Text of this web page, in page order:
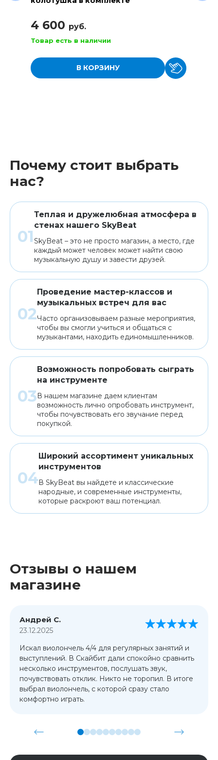
4 600 руб.
Товар есть в наличии
В КОРЗИНУ
Почему стоит выбрать
нас?
Теплая и дружелюбная атмосфера в
стенах нашего SkyBeat
SkyBeat – это не просто магазин, а место, где
каждый может человек может найти свою
музыкальную душу и завести друзей.
Проведение мастер-классов и
музыкальных встреч для вас
Часто организовываем разные мероприятия,
чтобы вы смогли учиться и общаться с
музыкантами, находить единомышленников.
Возможность попробовать сыграть
на инструменте
В нашем магазине даем клиентам
возможность лично опробовать инструмент,
чтобы почувствовать его звучание перед
покупкой.
Широкий ассортимент уникальных
инструментов
В SkyBeat вы найдете и классические
народные, и современные инструменты,
которые раскроют ваш потенциал.
Отзывы о нашем
магазине
Андрей С.
23.12.2025
Искал виолончель 4/4 для регулярных занятий и
выступлений. В Скайбит дали спокойно сравнить
несколько инструментов, послушать звук,
почувствовать отклик. Никто не торопил. В итоге
выбрал виолончель, с которой сразу стало
комфортно играть.